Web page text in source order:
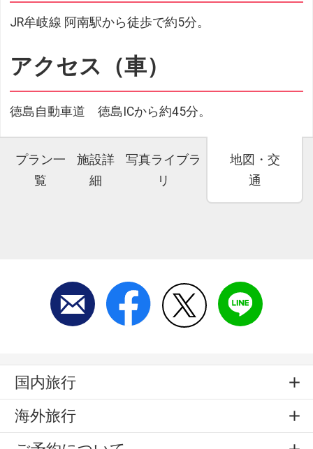
JR牟岐線 阿南駅から徒歩で約5分。
アクセス（車）
徳島自動車道 徳島ICから約45分。
プラン一
覧
施設詳
細
写真ライブラ
リ
地図・交
通
国内旅行
海外旅行